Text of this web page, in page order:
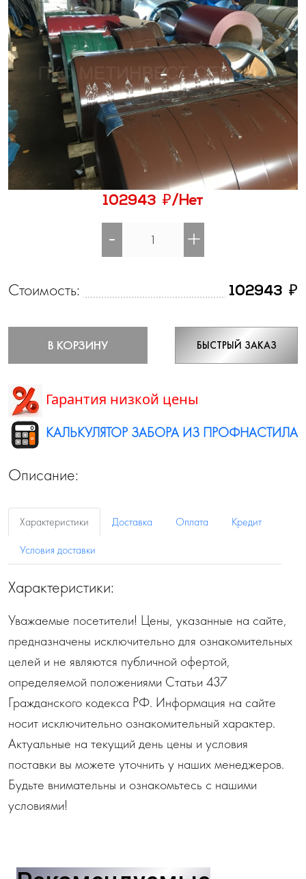
102943 ₽/Нет
- +
Стоимость: 102943 ₽
В КОРЗИНУ БЫСТРЫЙ ЗАКАЗ
Гарантия низкой цены
КАЛЬКУЛЯТОР ЗАБОРА ИЗ ПРОФНАСТИЛА
Описание:
Характеристики Доставка Оплата
Кредит
Условия доставки
Характеристики:
Уважаемые посетители! Цены, указанные на сайте,
предназначены исключительно для ознакомительных
целей и не являются публичной офертой,
определяемой положениями Статьи 437
Гражданского кодекса РФ. Информация на сайте
носит исключительно ознакомительный характер.
Актуальные на текущий день цены и условия
поставки вы можете уточнить у наших менеджеров.
Будьте внимательны и ознакомьтесь с нашими
условиями!